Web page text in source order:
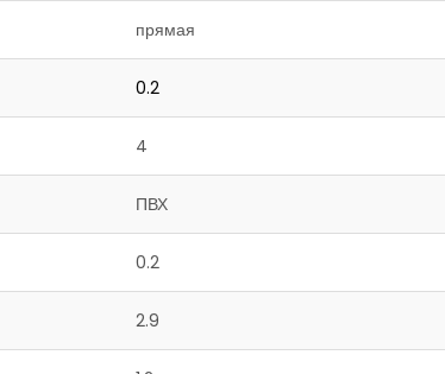
прямая
0.2
4
ПВХ
0.2
2.9